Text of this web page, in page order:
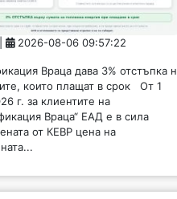
| 2026-08-06 09:57:22
Враца дава 3% отстъпка
които плащат в срок От 1
г. за клиентите на
Враца“ ЕАД е в сила
от КЕВР цена на